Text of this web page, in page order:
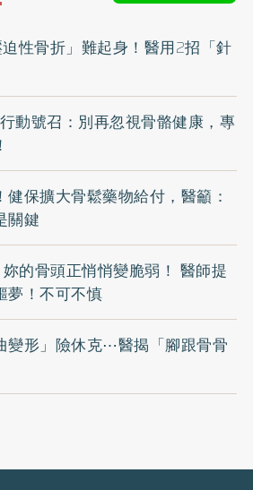
性骨折」難起身！醫用2招「針
動號召：別再忽視骨骼健康，專
保擴大骨鬆藥物給付，醫籲：
關鍵
的骨頭正悄悄變脆弱！ 醫師提
夢！不可不慎
變形」險休克⋯醫揭「腳跟骨骨